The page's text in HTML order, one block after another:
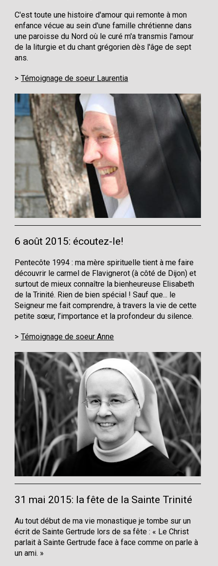
C'est toute une histoire d'amour qui remonte à mon
enfance vécue au sein d'une famille chrétienne dans
une paroisse du Nord où le curé m'a transmis l'amour
de la liturgie et du chant grégorien dès l'âge de sept
ans.
Témoignage de soeur Laurentia
6 août 2015: écoutez-le!
Pentecôte 1994 : ma mère spirituelle tient à me faire
découvrir le carmel de Flavignerot (à côté de Dijon) et
surtout de mieux connaître la bienheureuse Elisabeth
de la Trinité. Rien de bien spécial ! Sauf que... le
Seigneur me fait comprendre, à travers la vie de cette
petite sœur, l’importance et la profondeur du silence.
Témoignage de soeur Anne
31 mai 2015: la fête de la Sainte Trinité
Au tout début de ma vie monastique je tombe sur un
écrit de Sainte Gertrude lors de sa fête : « Le Christ
parlait à Sainte Gertrude face à face comme on parle à
un ami. »